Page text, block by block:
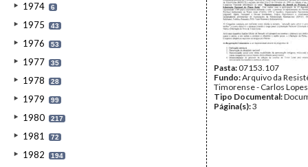
1974 6
1975 43
1976 53
1977 35
1978 28
1979 99
1980 217
1981 72
1982 194
Pasta:07153.107
Fundo:Arquivo da
Timorense - Carlos Lopes
Tipo Documental:
Página(s):3